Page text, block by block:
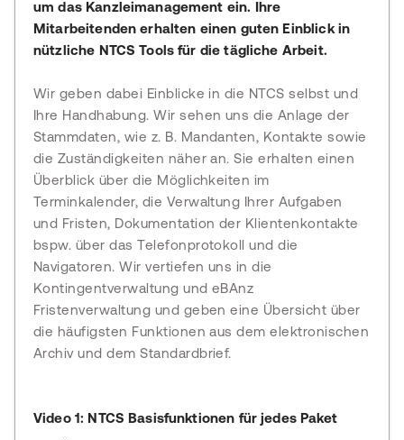
um das Kanzleimanagement ein. Ihre
Mitarbeitenden erhalten einen guten Einblick in
nützliche NTCS Tools für die tägliche Arbeit.
Wir geben dabei Einblicke in die NTCS selbst und
Ihre Handhabung. Wir sehen uns die Anlage der
Stammdaten, wie z. B. Mandanten, Kontakte sowie
die Zuständigkeiten näher an. Sie erhalten einen
Überblick über die Möglichkeiten im
Terminkalender, die Verwaltung Ihrer Aufgaben
und Fristen, Dokumentation der Klientenkontakte
bspw. über das Telefonprotokoll und die
Navigatoren. Wir vertiefen uns in die
Kontingentverwaltung und eBAnz
Fristenverwaltung und geben eine Übersicht über
die häufigsten Funktionen aus dem elektronischen
Archiv und dem Standardbrief.
Video 1: NTCS Basisfunktionen für jedes Paket